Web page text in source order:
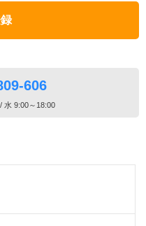
606
水 9:00～18:00